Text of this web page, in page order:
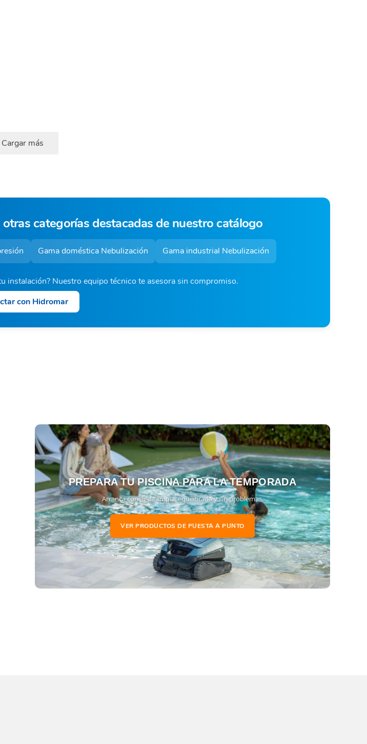
Cargar más
categorías destacadas de nuestro catálogo
Gama doméstica Nebulización Gama industrial Nebulización
instalación? Nuestro equipo técnico te asesora sin compromiso.
con Hidromar
PREPARA TU PISCINA PARA LA TEMPORADA
Arranca con agua limpia, equilibrada y sin problemas.
VER PRODUCTOS DE PUESTA A PUNTO